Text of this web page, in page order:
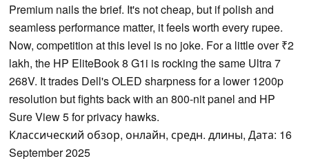
Premium nails the brief. It's not cheap, but if polish and
seamless performance matter, it feels worth every rupee.
Now, competition at this level is no joke. For a little over ₹2
lakh, the HP EliteBook 8 G1i is rocking the same Ultra 7
268V. It trades Dell's OLED sharpness for a lower 1200p
resolution but fights back with an 800-nit panel and HP
Sure View 5 for privacy hawks.
Классический обзор, онлайн, средн. длины, Дата: 16
September 2025